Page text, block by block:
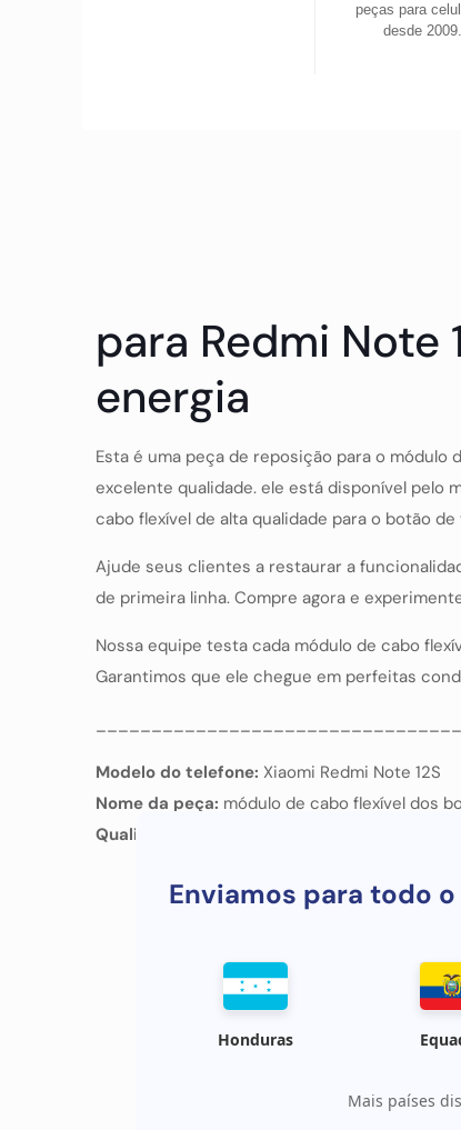
peças para
desde 2009.
para Redmi Note
energia
Esta é uma peça de reposição para o
excelente qualidade. ele está disponível pelo
cabo flexível de alta qualidade para o botão
Ajude seus clientes a restaurar a
de primeira linha. Compre agora e
Nossa equipe testa cada módulo de cabo
Garantimos que ele chegue em perfeitas
Modelo do telefone: Xiaomi Redmi Note 12S
Nome da peça: módulo de cabo flexível dos
Qualidade :
Enviamos para todo
Honduras
Mais países